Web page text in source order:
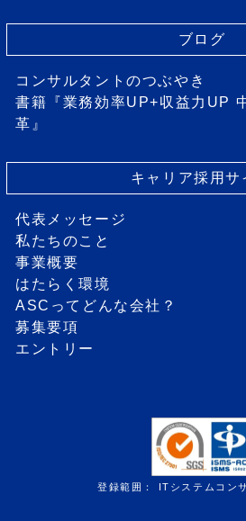
ブログ
コンサルタントのつぶやき
書籍『業務効率UP+収益力UP
革』
キャリア採用サ
代表メッセージ
私たちのこと
事業概要
はたらく環境
ASCってどんな会社？
募集要項
エントリー
登録範囲： ITシステムコン